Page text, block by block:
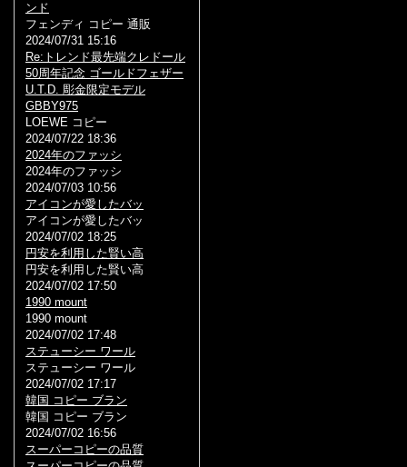
ンド
フェンディ コピー 通販
2024/07/31 15:16
Re:トレンド最先端クレドール
50周年記念 ゴールドフェザー
U.T.D. 彫金限定モデル
GBBY975
LOEWE コピー
2024/07/22 18:36
2024年のファッシ
2024年のファッシ
2024/07/03 10:56
アイコンが愛したバッ
アイコンが愛したバッ
2024/07/02 18:25
円安を利用した賢い高
円安を利用した賢い高
2024/07/02 17:50
1990 mount
1990 mount
2024/07/02 17:48
ステューシー ワール
ステューシー ワール
2024/07/02 17:17
韓国 コピー ブラン
韓国 コピー ブラン
2024/07/02 16:56
スーパーコピーの品質